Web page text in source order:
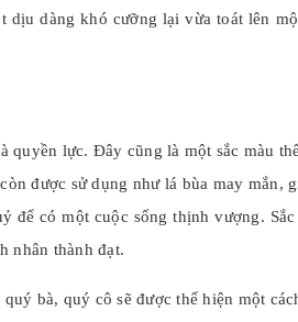
dịu dàng khó cưỡng lại vừa toát lên
quyền lực. Đây cũng là một sắc màu
được sử dụng như lá bùa may mắn,
để có một cuộc sống thịnh vượng. Sắc
nhân thành đạt.
bà, quý cô sẽ được thể hiện một